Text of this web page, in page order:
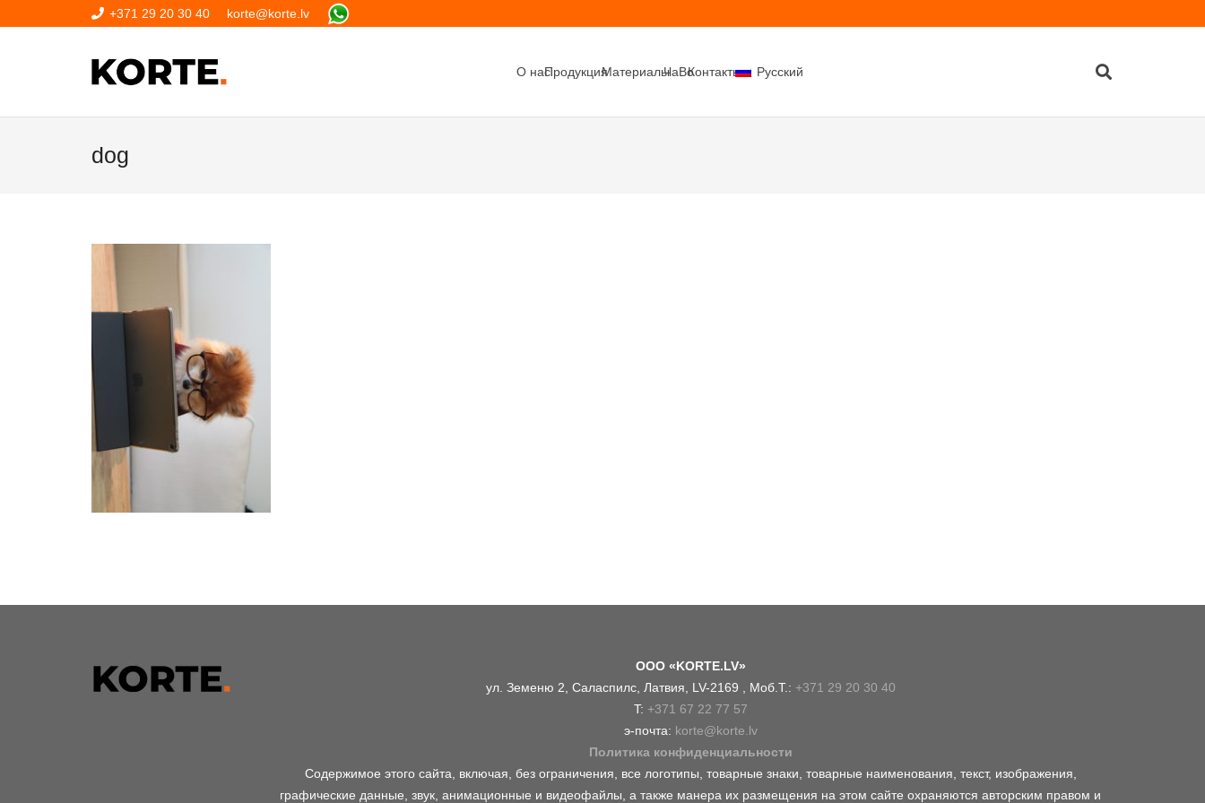
+371 29 20 30 40 korte@korte.lv
О насПродукцияМатериалыЧаВоКонтакты Русский
dog
OOO «KORTE.LV»
ул. Земеню 2, Саласпилс, Латвия, LV-2169 , Моб.Т.: +371 29 20 30 40
T: +371 67 22 77 57
э-почта: korte@korte.lv
Политика конфиденциальности
Содержимое этого сайта, включая, без ограничения, все логотипы, товарные знаки, товарные наименования, текст, изображения,
графические данные, звук, анимационные и видеофайлы, а также манера их размещения на этом сайте охраняются авторским правом и